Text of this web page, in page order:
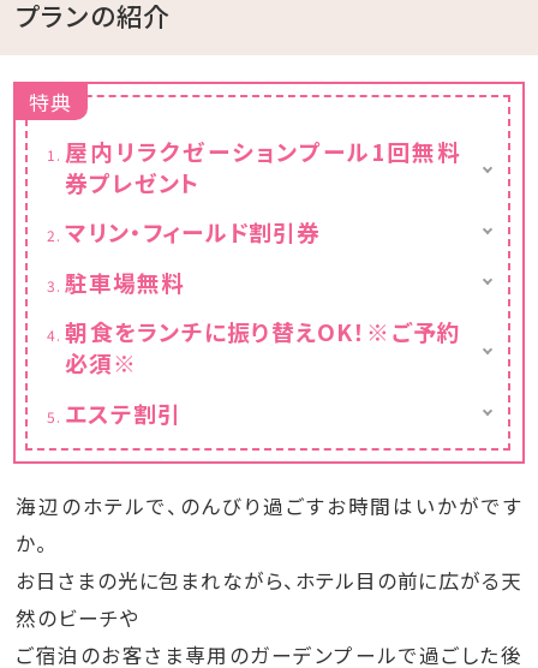
プランの紹介
特典
屋内リラクゼーションプール1回無料
券プレゼント
癒します。
20:00）
※リラクゼーションプールでは、水着の着用を
お願いします。
マリン・フィールド割引券
ニューが
す。
駐車場無料
朝食をランチに振り替えOK！※ご予約
必須※
チ』にお振替頂けます。
ランチへのお振替は、専用ウェブページから
のご予約のみとなりますので
公式サイトよりご予約をお願い致します。
※専用ウェブページよりご予約がない場合、ラ
エステ割引
※滞在中おひとり様1回
※対象メニューに制限有
海辺のホテルで、のんびり過ごすお時間はいかがです
か。
お日さまの光に包まれながら、ホテル目の前に広がる天
然のビーチや
ご宿泊のお客さま専用のガーデンプールで過ごした後